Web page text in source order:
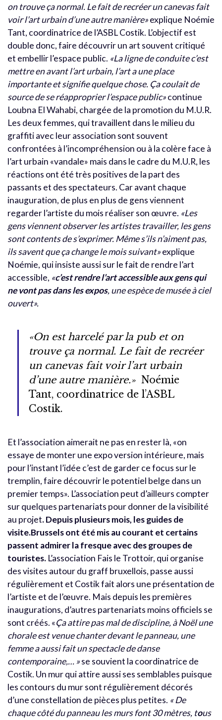
on trouve ça normal. Le fait de recréer un canevas fait
voir l’art urbain d’une autre manière»explique Noémie
Tant, coordinatrice de l’ASBL Costik. L’objectif est
double donc, faire découvrir un art souvent critiqué
et embellir l’espace public. «La ligne de conduite c’est
mettre en avant l’art urbain, l’art a une place
importante et signifie quelque chose. Ça coulait de
source de se réapproprier l’espace public»continue
Loubna El Wahabi, chargée de la promotion du M.U.R.
Les deux femmes, qui travaillent dans le milieu du
graffiti avec leur association sont souvent
confrontées à l’incompréhension ou à la colère face à
l’art urbain «vandale» mais dans le cadre du M.U.R, les
réactions ont été très positives de la part des
passants et des spectateurs. Car avant chaque
inauguration, de plus en plus de gens viennent
regarder l’artiste du mois réaliser son œuvre. «Les
gens viennent observer les artistes travailler, les gens
sont contents de s’exprimer. Même s’ils n’aiment pas,
ils savent que ça change le mois suivant»explique
Noémie, qui insiste aussi sur le fait de rendre l’art
accessible, «c’est rendre l’art accessible aux gens qui
ne vont pas dans les expos, une espèce de musée à ciel
ouvert».
«On est harcelé par la pub et on
trouve ça normal. Le fait de recréer
un canevas fait voir l’art urbain
d’une autre manière.»Noémie
Tant, coordinatrice de l’ASBL
Costik.
Et l’association aimerait ne pas en rester là, «on
essaye de monter une expo version intérieure, mais
pour l’instant l’idée c’est de garder ce focus sur le
tremplin, faire découvrir le potentiel belge dans un
premier temps». L’association peut d’ailleurs compter
sur quelques partenariats pour donner de la visibilité
au projet. Depuis plusieurs mois, les guides de
visite.Brussels ont été mis au courant et certains
passent admirer la fresque avec des groupes de
touristes. L’association Fais le Trottoir, qui organise
des visites autour du graff bruxellois, passe aussi
régulièrement et Costik fait alors une présentation de
l’artiste et de l’œuvre. Mais depuis les premières
inaugurations, d’autres partenariats moins officiels se
sont créés. «Ça attire pas mal de discipline, à Noël une
chorale est venue chanter devant le panneau, une
femme a aussi fait un spectacle de danse
contemporaine,… »se souvient la coordinatrice de
Costik. Un mur qui attire aussi ses semblables puisque
les contours du mur sont régulièrement décorés
d’une constellation de pièces plus petites. « De
chaque côté du panneau les murs font 30 mètres, tous